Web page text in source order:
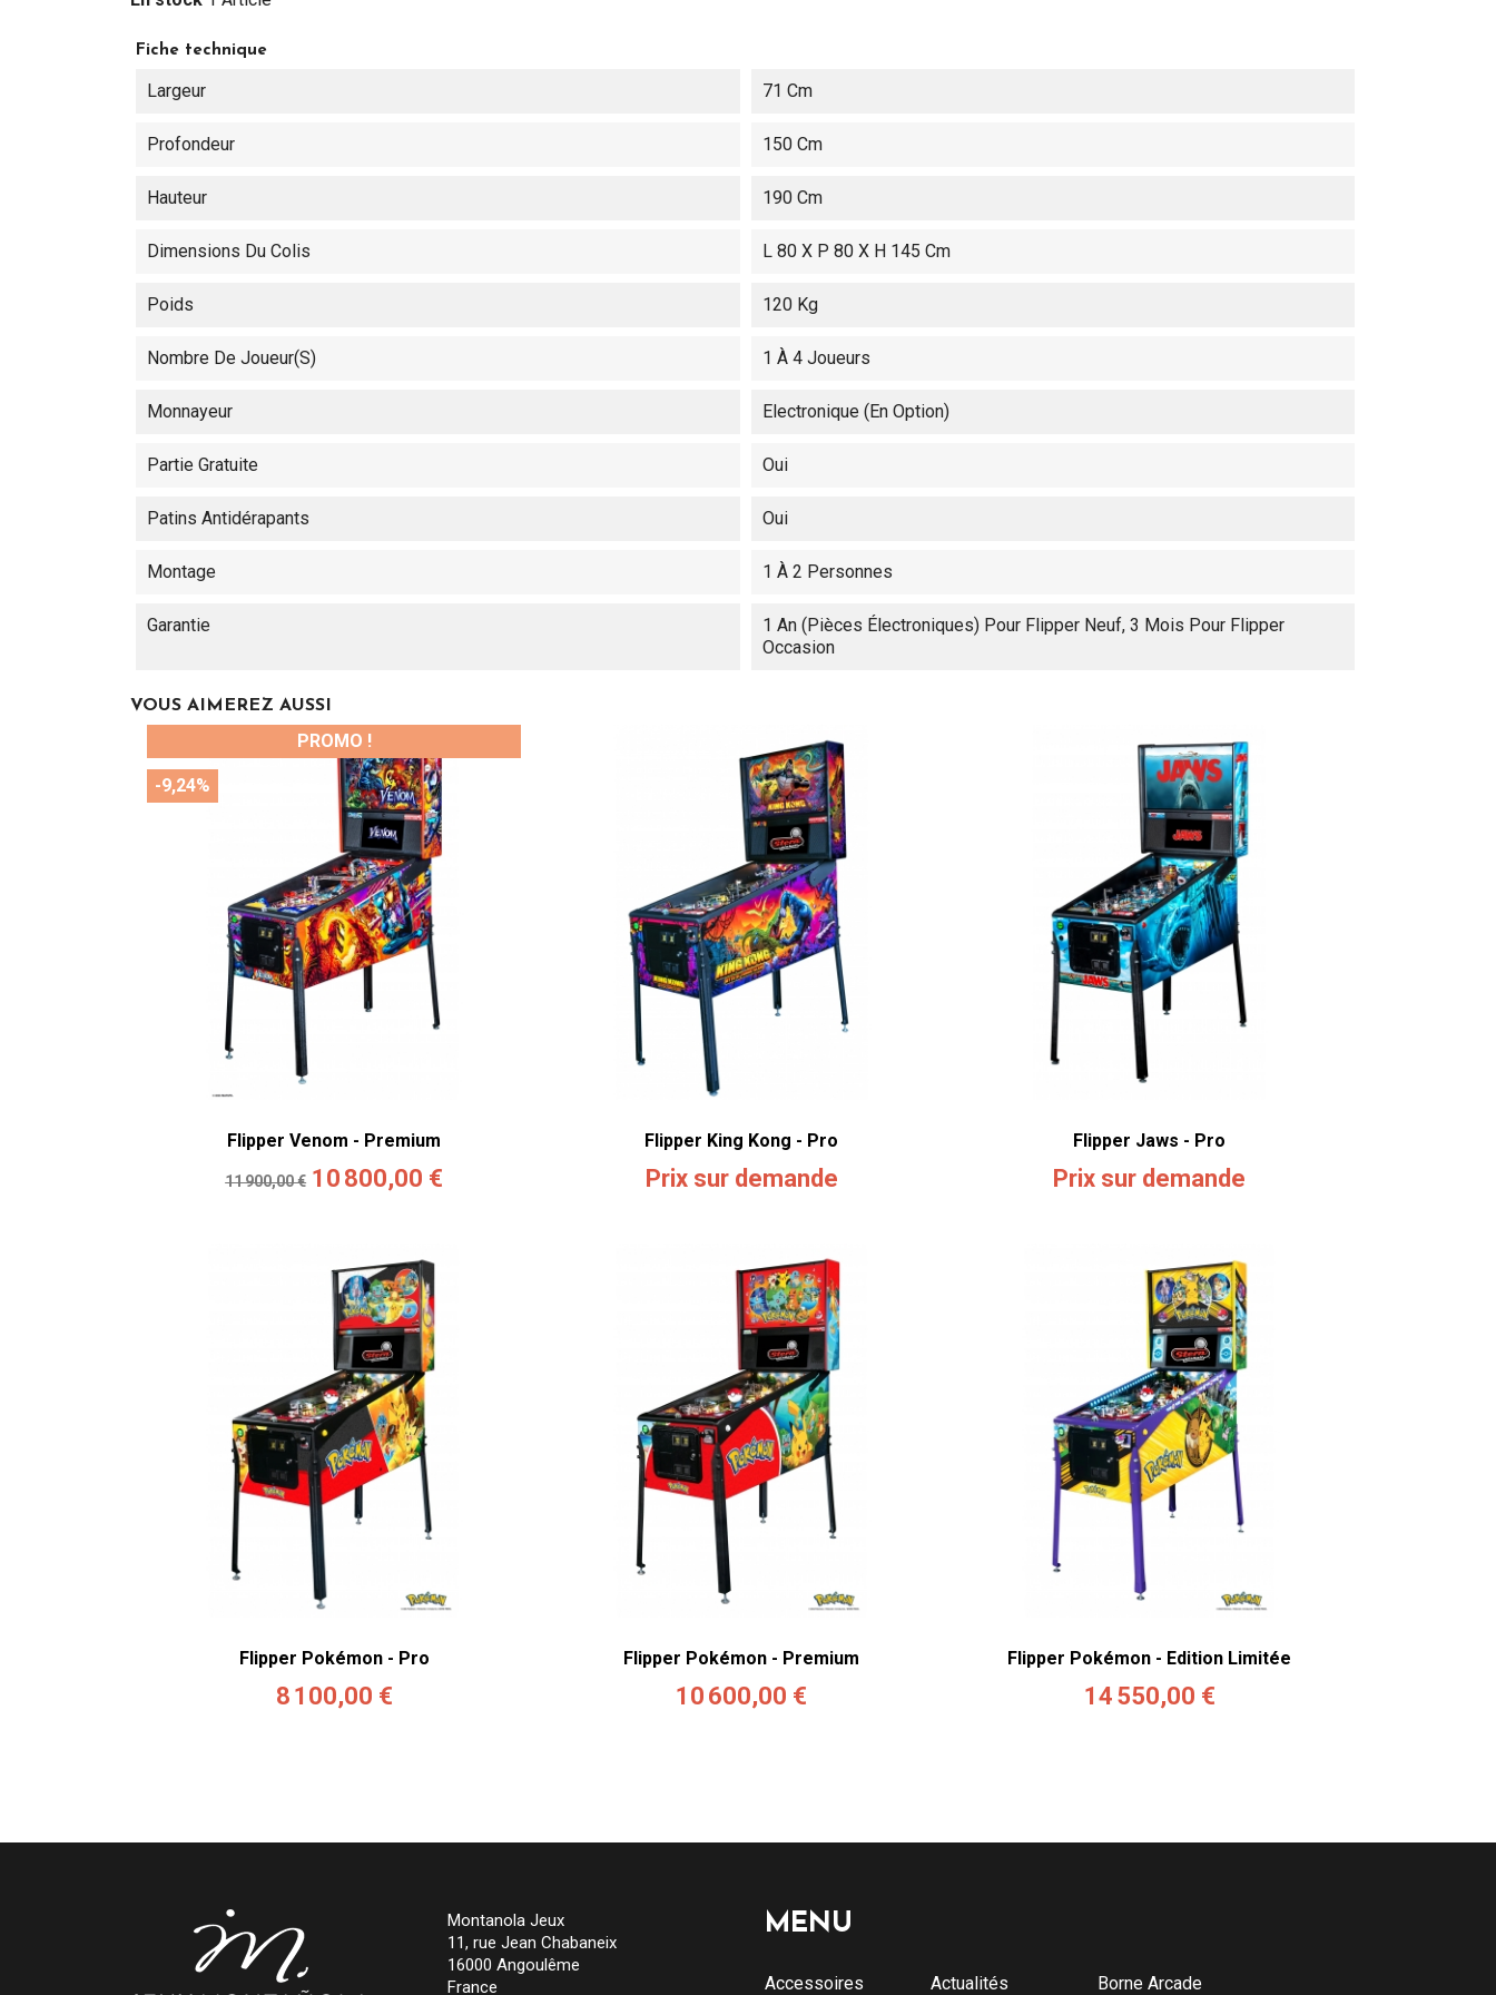
Fiche technique
Largeur 71 Cm
Profondeur 150 Cm
Hauteur 190 Cm
Dimensions Du Colis L 80 X P 80 X H 145 Cm
Poids 120 Kg
Nombre De Joueur(s) 1 À 4 Joueurs
Monnayeur Electronique (en Option)
Partie Gratuite Oui
Patins Antidérapants Oui
Montage 1 À 2 Personnes
Garantie
1 An (pièces Électroniques) Pour Flipper Neuf, 3 Mois Pour Flipper
Occasion
VOUS AIMEREZ AUSSI
Flipper Venom - Premium
11 900,00 € 10 800,00 €
PROMO !
-9,24%
Flipper King Kong - Pro
Prix sur demande
Flipper Jaws - Pro
Prix sur demande
Flipper Pokémon - Pro
8 100,00 €
Flipper Pokémon - Premium
10 600,00 €
Flipper Pokémon - Edition Limitée
14 550,00 €
Montanola Jeux
11, rue Jean Chabaneix
16000 Angoulême
France
MENU
Accessoires Actualités Borne Arcade